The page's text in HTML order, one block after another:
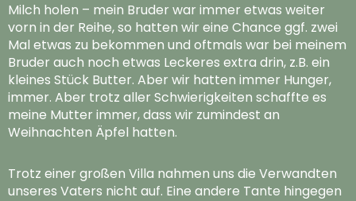
Milch holen – mein Bruder war immer etwas weiter
vorn in der Reihe, so hatten wir eine Chance ggf. zwei
Mal etwas zu bekommen und oftmals war bei meinem
Bruder auch noch etwas Leckeres extra drin, z.B. ein
kleines Stück Butter. Aber wir hatten immer Hunger,
immer. Aber trotz aller Schwierigkeiten schaffte es
meine Mutter immer, dass wir zumindest an
Weihnachten Äpfel hatten.
Trotz einer großen Villa nahmen uns die Verwandten
unseres Vaters nicht auf. Eine andere Tante hingegen